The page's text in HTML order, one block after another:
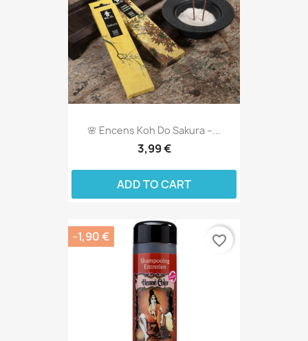
🌸 Encens Koh Do Sakura –...
3,99 €
ADD TO CART
-1,90 € favorite_border